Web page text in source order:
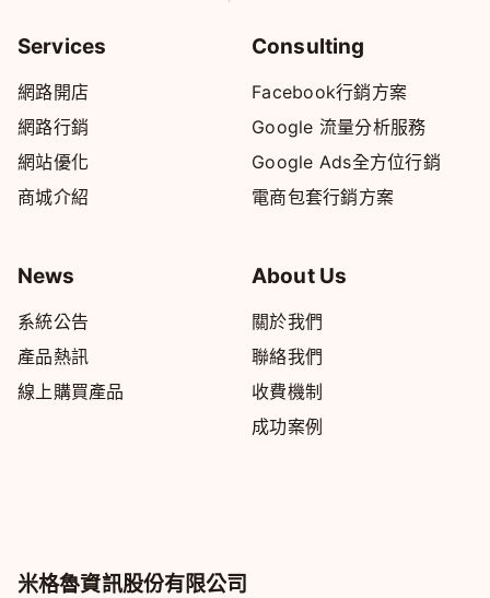
Services
網路開店
網路行銷
網站優化
商城介紹
Consulting
Facebook行銷方案
Google 流量分析服務
Google Ads全方位行銷
電商包套行銷方案
News
系統公告
產品熱訊
線上購買產品
About Us
關於我們
聯絡我們
收費機制
成功案例
米格魯資訊股份有限公司